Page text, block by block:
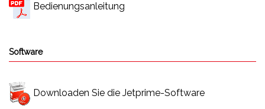
Bedienungsanleitung
Software
Downloaden Sie die Jetprime-Software